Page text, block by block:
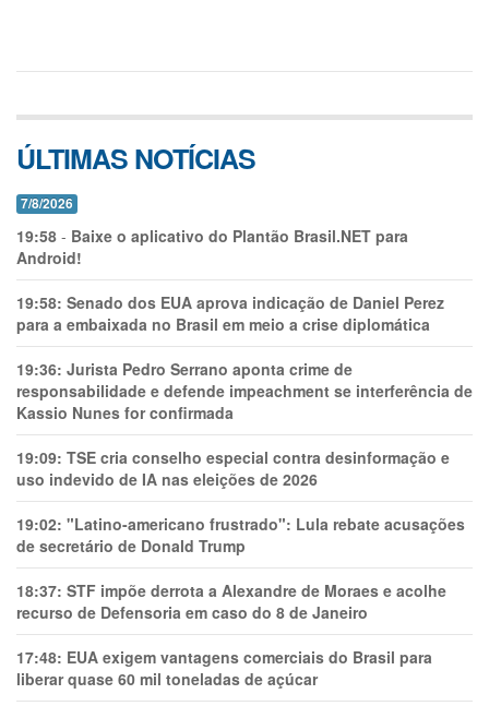
ÚLTIMAS NOTÍCIAS
7/8/2026
19:58 - Baixe o aplicativo do Plantão Brasil.NET para
Android!
19:58: Senado dos EUA aprova indicação de Daniel Perez
para a embaixada no Brasil em meio a crise diplomática
19:36: Jurista Pedro Serrano aponta crime de
responsabilidade e defende impeachment se interferência de
Kassio Nunes for confirmada
19:09: TSE cria conselho especial contra desinformação e
uso indevido de IA nas eleições de 2026
19:02: "Latino-americano frustrado": Lula rebate acusações
de secretário de Donald Trump
18:37: STF impõe derrota a Alexandre de Moraes e acolhe
recurso de Defensoria em caso do 8 de Janeiro
17:48: EUA exigem vantagens comerciais do Brasil para
liberar quase 60 mil toneladas de açúcar